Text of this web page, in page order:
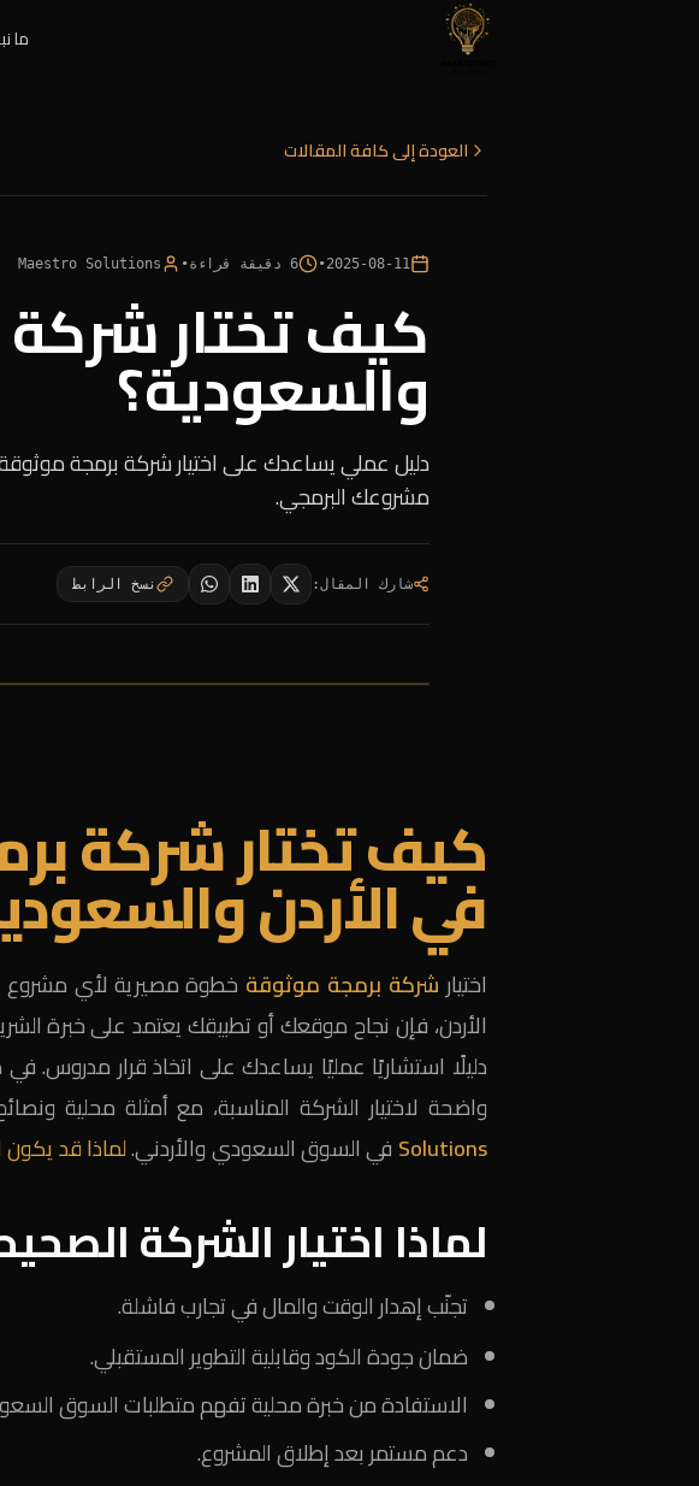
ما
العودة إلى كافة المقالات
2025-08-11
•
6 دقيقة قراءة•
Maestro Solutions
كيف تختار
والسعودية؟
دليل عملي يساعدك على اختيار شركة برمجة
مشروعك البرمجي.
شارك المقال: نسخ الرابط
كيف تختار شركة
في الأردن
اختيار شركة برمجة موثوقة خطوة مصيرية لأي مشروع
الأردن، فإن نجاح موقعك أو تطبيقك يعتمد على خبرة
دليلًا استشاريًا عمليًا يساعدك على اتخاذ قرار مدروس.
واضحة لاختيار الشركة المناسبة، مع أمثلة محلية
Solutions في السوق السعودي والأردني.لماذا قد
لماذا اختيار الشركة
تجنّب إهدار الوقت والمال في تجارب فاشلة.
ضمان جودة الكود وقابلية التطوير المستقبلي.
الاستفادة من خبرة محلية تفهم متطلبات السوق
دعم مستمر بعد إطلاق المشروع.